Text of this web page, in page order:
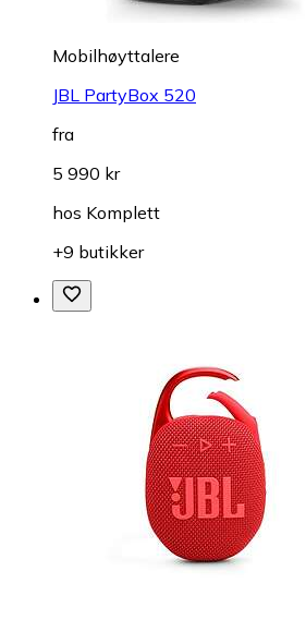
Mobilhøyttalere
JBL PartyBox 520
fra
5 990 kr
hos Komplett
+9 butikker